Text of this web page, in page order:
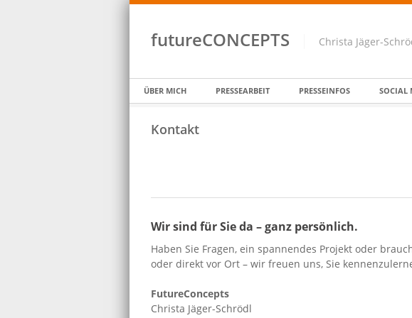
futureCONCEPTS Christa Jäger-
ÜBER MICH PRESSEARBEIT PRESSEINFOS SOCIAL
Kontakt
Wir sind für Sie da – ganz persönlich.
Haben Sie Fragen, ein spannendes Projekt oder
oder direkt vor Ort – wir freuen uns, Sie
FutureConcepts
Christa Jäger-Schrödl